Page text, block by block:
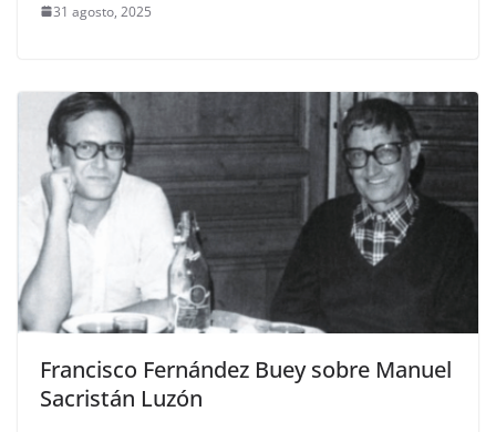
31 agosto, 2025
Francisco Fernández Buey sobre Manuel
Sacristán Luzón